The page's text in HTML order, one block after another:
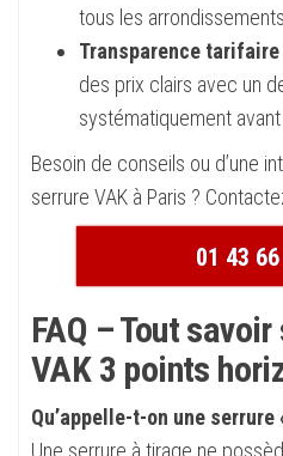
tous les
Transparence tarifaire
des prix clairs avec un
systématiquement
Besoin de conseils ou d’une
serrure VAK à Paris ?
01 43
FAQ – Tout
VAK 3 points
Qu’appelle-t-on une serrure